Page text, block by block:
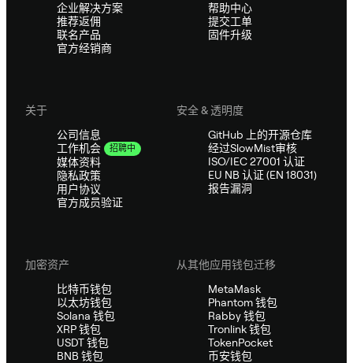
企业解决方案
推荐返佣
联名产品
官方经销商
帮助中心
提交工单
固件升级
关于
公司信息
工作机会
招聘中
媒体资料
隐私政策
用户协议
官方成员验证
安全 & 透明度
GitHub 上的开源仓库
经过SlowMist审核
ISO/IEC 27001 认证
EU NB 认证 (EN 18031)
报告漏洞
加密资产
比特币钱包
以太坊钱包
Solana 钱包
XRP 钱包
USDT 钱包
BNB 钱包
从其他应用钱包迁移
MetaMask
Phantom 钱包
Rabby 钱包
Tronlink 钱包
TokenPocket
币安钱包